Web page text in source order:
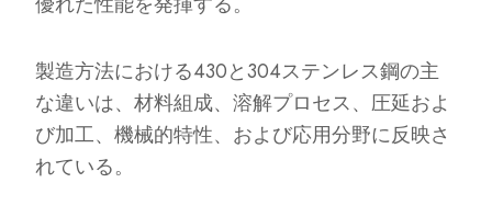
製造方法における430と304ステンレス鋼の主
な違いは、材料組成、溶解プロセス、圧延およ
び加工、機械的特性、および応用分野に反映さ
れている。